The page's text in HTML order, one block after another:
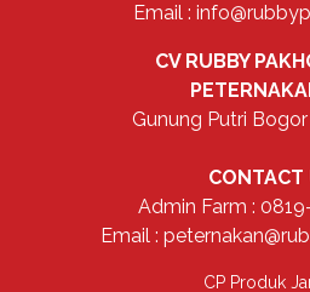
Email :
CV RUBBY
Gunung Putri
CONTACT
Admin Farm :
Email :
CP Produk